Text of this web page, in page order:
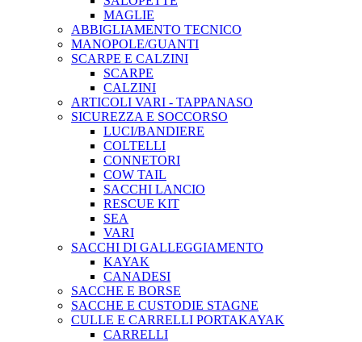
MAGLIE
ABBIGLIAMENTO TECNICO
MANOPOLE/GUANTI
SCARPE E CALZINI
SCARPE
CALZINI
ARTICOLI VARI - TAPPANASO
SICUREZZA E SOCCORSO
LUCI/BANDIERE
COLTELLI
CONNETORI
COW TAIL
SACCHI LANCIO
RESCUE KIT
SEA
VARI
SACCHI DI GALLEGGIAMENTO
KAYAK
CANADESI
SACCHE E BORSE
SACCHE E CUSTODIE STAGNE
CULLE E CARRELLI PORTAKAYAK
CARRELLI